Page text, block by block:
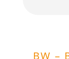
BW –